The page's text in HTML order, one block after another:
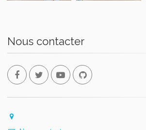
Nous contacter